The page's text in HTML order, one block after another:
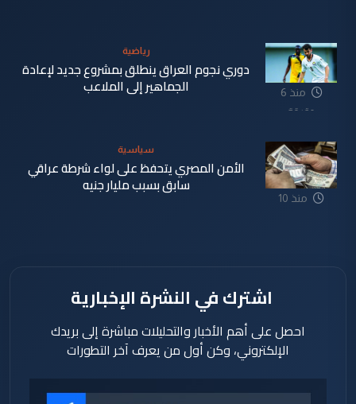
منذ 6
دقيقة
رياضية
دوري نجوم العراق ينطلق بمشروع جديد لإعادة
الجماهير إلى الملاعب
منذ 10
سياسية
الأمن المصري يتحفظ على لواء شرطة عراقي
سابق بسبب مليار جنيه
اشترك في النشرة الإخبارية
احصل على أهم الأخبار والتحليلات مباشرة إلى بريدك
الإلكتروني، وكن أول من يعرف آخر التطورات